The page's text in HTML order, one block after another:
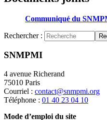
Communiqué du
Rechercher :
SNMPMI
4 avenue Richerand
75010 Paris
Courriel : contact@snmpmi.org
Téléphone : 01 40 23 04 10
Mode d’emploi du site